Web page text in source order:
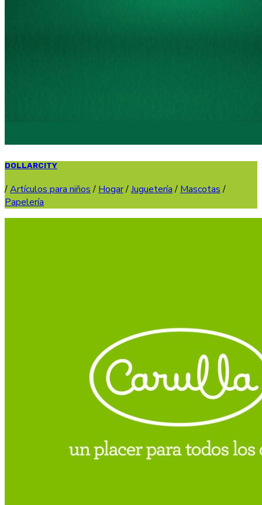
DOLLARCITY
/Artículos para niños/ Hogar/Juguetería/ Mascotas/
Papelería